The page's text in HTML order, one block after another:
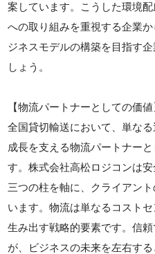
案しています。こうした環境
への取り組みを重視する企業
ジネスモデルの構築を目指す
しょう。
【物流パートナーとしての価値
全国貸切輸送において、単な
成長を支える物流パートナー
す。株式会社高松ロジコンは
三つの柱を軸に、クライアン
います。物流は単なるコスト
生み出す戦略的要素です。信
が、ビジネスの未来を左右す